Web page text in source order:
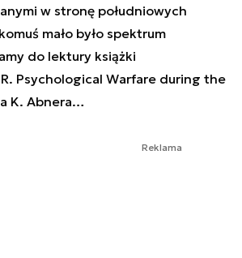
w stronę południowych
mało było spektrum
do lektury książki
Psychological Warfare during the
K. Abnera…
Reklama